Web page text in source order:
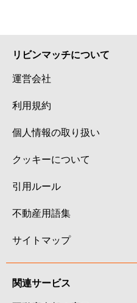
リビンマッチについて
運営会社
利用規約
個人情報の取り扱い
クッキーについて
引用ルール
不動産用語集
サイトマップ
関連サービス